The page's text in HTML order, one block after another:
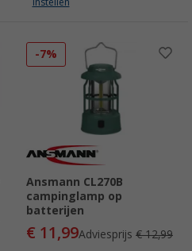
-7%
Ansmann CL270B
campinglamp op
batterijen
€ 11,99Adviesprijs € 12,99